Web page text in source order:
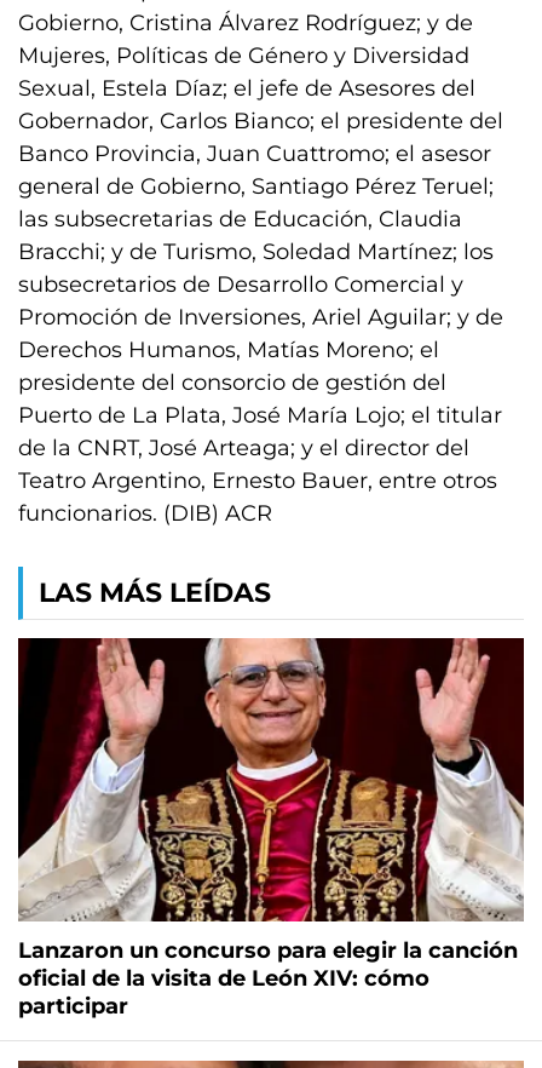
Gobierno, Cristina Álvarez Rodríguez; y de
Mujeres, Políticas de Género y Diversidad
Sexual, Estela Díaz; el jefe de Asesores del
Gobernador, Carlos Bianco; el presidente del
Banco Provincia, Juan Cuattromo; el asesor
general de Gobierno, Santiago Pérez Teruel;
las subsecretarias de Educación, Claudia
Bracchi; y de Turismo, Soledad Martínez; los
subsecretarios de Desarrollo Comercial y
Promoción de Inversiones, Ariel Aguilar; y de
Derechos Humanos, Matías Moreno; el
presidente del consorcio de gestión del
Puerto de La Plata, José María Lojo; el titular
de la CNRT, José Arteaga; y el director del
Teatro Argentino, Ernesto Bauer, entre otros
funcionarios. (DIB) ACR
LAS MÁS LEÍDAS
Lanzaron un concurso para elegir la canción
oficial de la visita de León XIV: cómo
participar